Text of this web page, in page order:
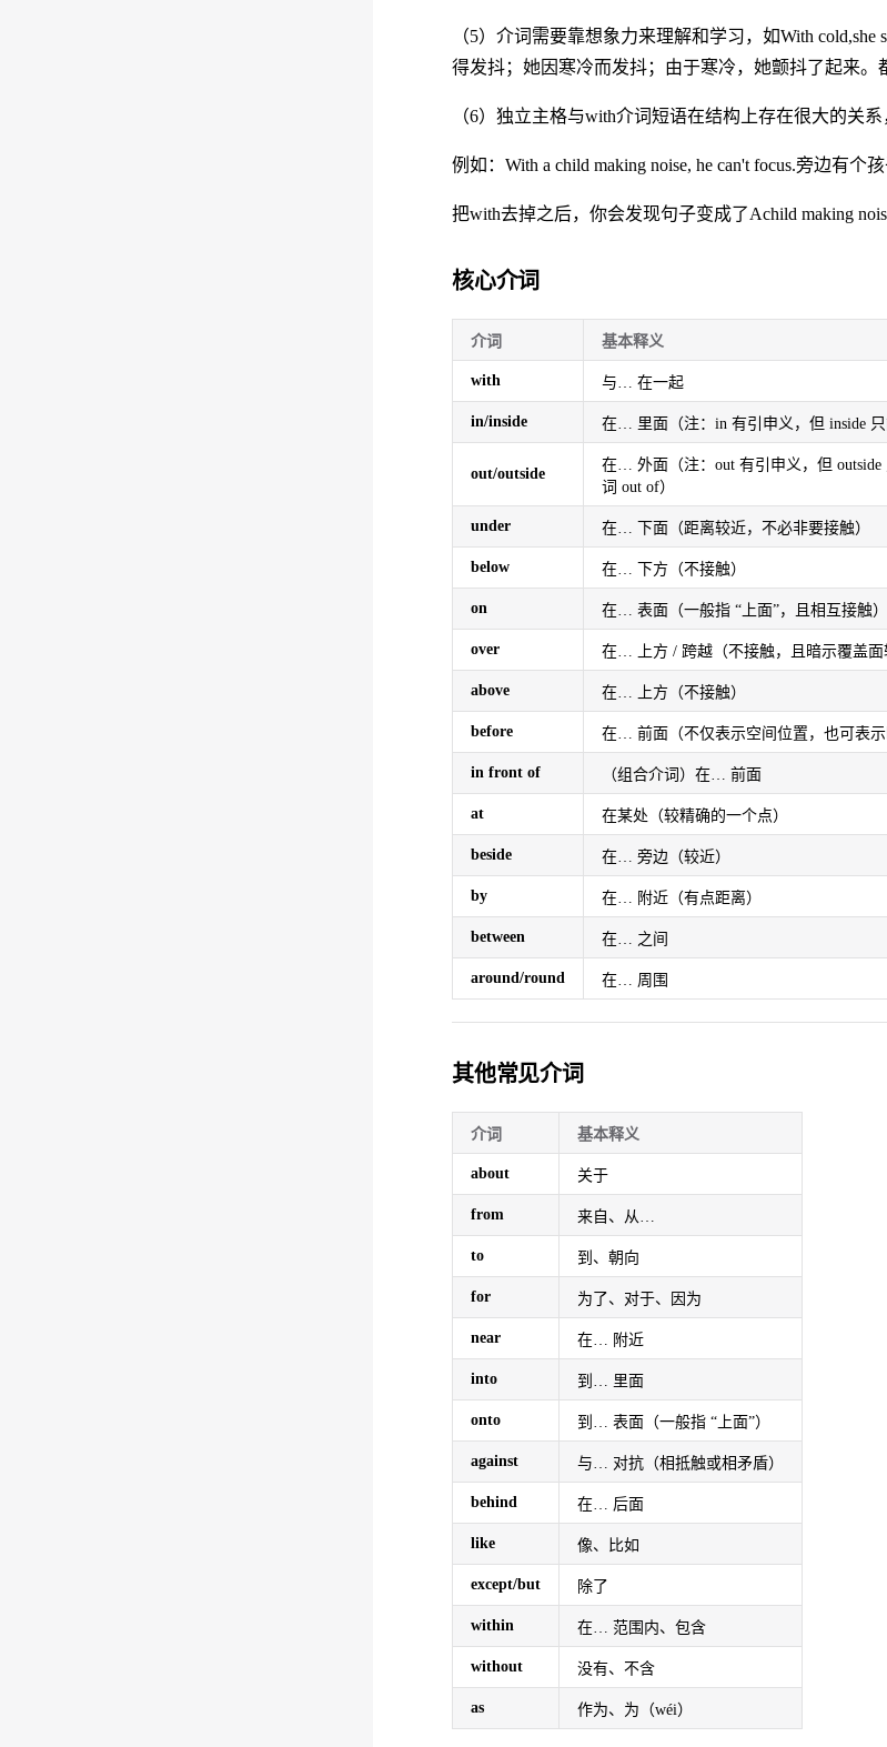
（5）介词需要靠想象力来理解和学习，如With
得发抖；她因寒冷而发抖；由于寒冷，她颤抖了起来。
（6）独立主格与with介词短语在结构上存在很大的关系
例如：With a child making noise, he can't focus.旁边有个
把with去掉之后，你会发现句子变成了Achild making
核心介词
介词 基本释义
with 与… 在一起
in/inside 在… 里面（注：in 有引申义，但 inside 只
out/outside
在… 外面（注：out 有引申义，但
词 out of）
under 在… 下面（距离较近，不必非要接触）
below 在… 下方（不接触）
on 在… 表面（一般指 “上面”，且相互接触）
over 在… 上方 / 跨越（不接触，且暗示覆盖面
above 在… 上方（不接触）
before 在… 前面（不仅表示空间位置，也可表示
in front of （组合介词）在… 前面
at 在某处（较精确的一个点）
beside 在… 旁边（较近）
by 在… 附近（有点距离）
between 在… 之间
around/round 在… 周围
其他常见介词
介词 基本释义
about 关于
from 来自、从…
to 到、朝向
for 为了、对于、因为
near 在… 附近
into 到… 里面
onto 到… 表面（一般指 “上面”）
against 与… 对抗（相抵触或相矛盾）
behind 在… 后面
like 像、比如
except/but 除了
within 在… 范围内、包含
without 没有、不含
as 作为、为（wéi）